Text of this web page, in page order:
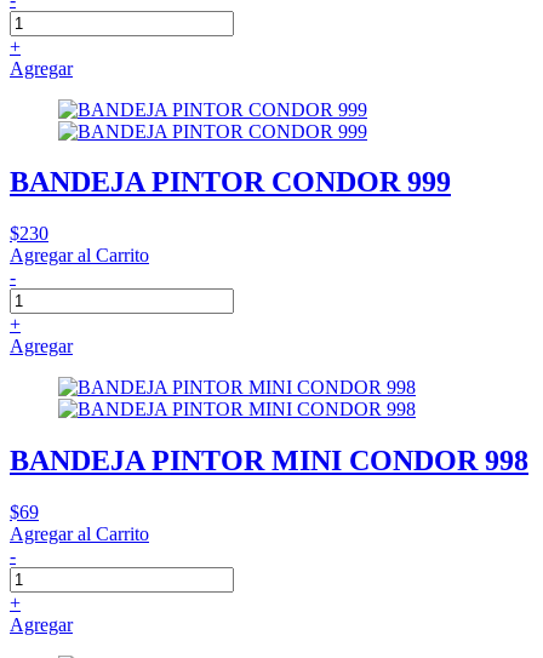
+
Agregar
BANDEJA PINTOR CONDOR 999
$230
Agregar al Carrito
-
+
Agregar
BANDEJA PINTOR MINI CONDOR 998
$69
Agregar al Carrito
-
+
Agregar